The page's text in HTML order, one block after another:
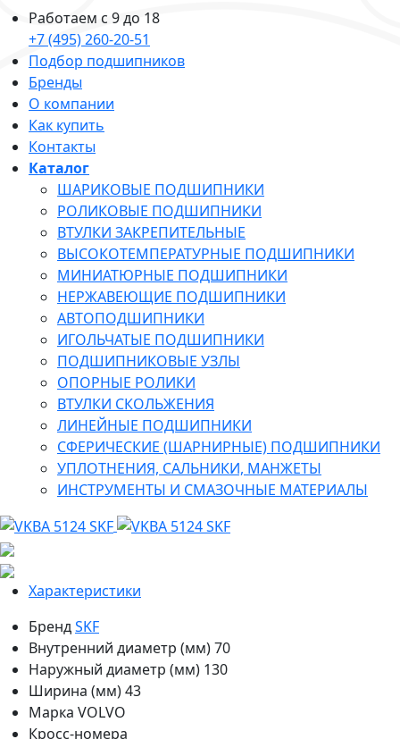
Работаем с 9 до 18
+7 (495) 260-20-51
Подбор подшипников
Бренды
О компании
Как купить
Контакты
Каталог
ШАРИКОВЫЕ ПОДШИПНИКИ
РОЛИКОВЫЕ ПОДШИПНИКИ
ВТУЛКИ ЗАКРЕПИТЕЛЬНЫЕ
ВЫСОКОТЕМПЕРАТУРНЫЕ ПОДШИПНИКИ
МИНИАТЮРНЫЕ ПОДШИПНИКИ
НЕРЖАВЕЮЩИЕ ПОДШИПНИКИ
АВТОПОДШИПНИКИ
ИГОЛЬЧАТЫЕ ПОДШИПНИКИ
ПОДШИПНИКОВЫЕ УЗЛЫ
ОПОРНЫЕ РОЛИКИ
ВТУЛКИ СКОЛЬЖЕНИЯ
ЛИНЕЙНЫЕ ПОДШИПНИКИ
СФЕРИЧЕСКИЕ (ШАРНИРНЫЕ) ПОДШИПНИКИ
УПЛОТНЕНИЯ, САЛЬНИКИ, МАНЖЕТЫ
ИНСТРУМЕНТЫ И СМАЗОЧНЫЕ МАТЕРИАЛЫ
Характеристики
БрендSKF
Внутренний диаметр (мм)70
Наружный диаметр (мм) 130
Ширина (мм)43
Марка VOLVO
Кросс-номера